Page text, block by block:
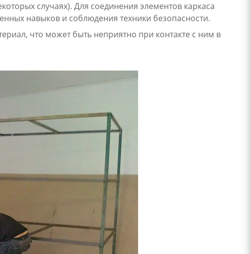
случаях). Для соединения элементов каркаса
навыков и соблюдения техники безопасности.
что может быть неприятно при контакте с ним в